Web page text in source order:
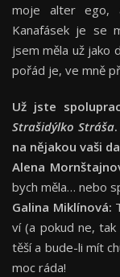
moje alter ego,
Kanafásek je se
jsem měla už jako
pořád je, ve mně
Už jste
Strašidýlko Stráša
na nějakou vaši
Alena
bych měla… nebo
Galina Miklínová:
ví (a pokud ne,
těší a bude-li mít
moc ráda!